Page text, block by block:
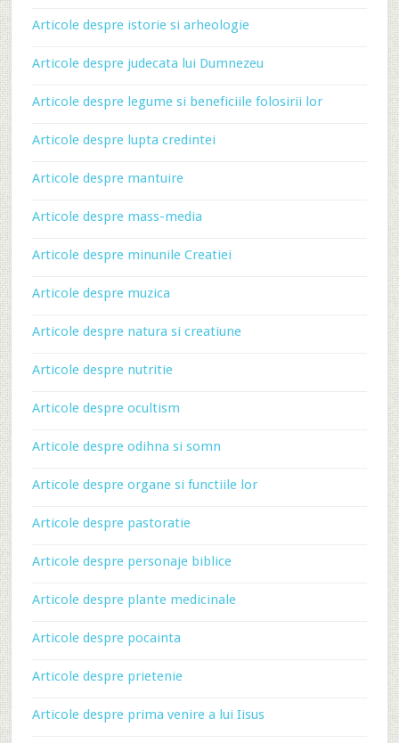
Articole despre istorie si arheologie
Articole despre judecata lui Dumnezeu
Articole despre legume si beneficiile folosirii lor
Articole despre lupta credintei
Articole despre mantuire
Articole despre mass-media
Articole despre minunile Creatiei
Articole despre muzica
Articole despre natura si creatiune
Articole despre nutritie
Articole despre ocultism
Articole despre odihna si somn
Articole despre organe si functiile lor
Articole despre pastoratie
Articole despre personaje biblice
Articole despre plante medicinale
Articole despre pocainta
Articole despre prietenie
Articole despre prima venire a lui Iisus